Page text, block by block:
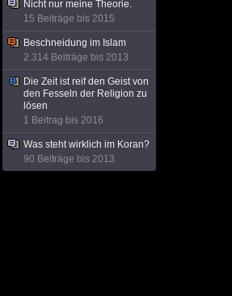
Nicht nur meine Theorie.
15 Beiträge bis 2015
Beschneidung im Islam
2.314 Beiträge bis 2013
Die Zeit ist reif den Geist von
den Fesseln der Religion zu
lösen
1 Beitrag bis 2016
Was steht wirklich im Koran?
90 Beiträge bis 2013